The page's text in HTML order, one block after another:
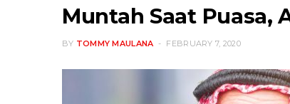
Muntah Saat Puasa,
BY TOMMY MAULANA FEBRUARY 7, 2020